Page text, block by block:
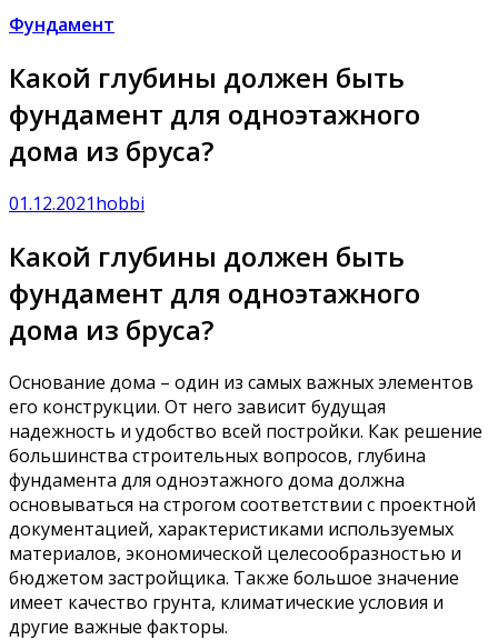
Фундамент
Какой глубины должен быть
фундамент для одноэтажного
дома из бруса?
01.12.2021hobbi
Какой глубины должен быть
фундамент для одноэтажного
дома из бруса?
Основание дома – один из самых важных элементов
его конструкции. От него зависит будущая
надежность и удобство всей постройки. Как решение
большинства строительных вопросов, глубина
фундамента для одноэтажного дома должна
основываться на строгом соответствии с проектной
документацией, характеристиками используемых
материалов, экономической целесообразностью и
бюджетом застройщика. Также большое значение
имеет качество грунта, климатические условия и
другие важные факторы.